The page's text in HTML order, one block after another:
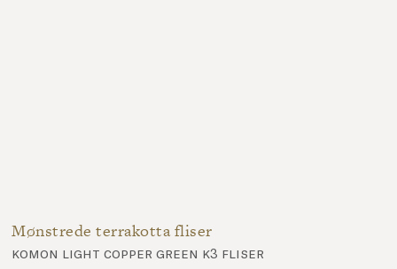
Mønstrede terrakotta fliser
komon light copper green k3 fliser